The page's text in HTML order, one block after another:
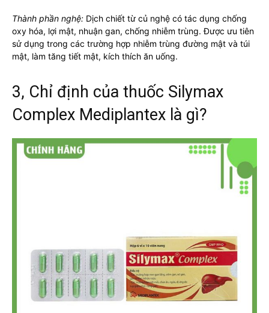
Thành phần nghệ: Dịch chiết từ củ nghệ có tác dụng chống
oxy hóa, lợi mật, nhuận gan, chống nhiễm trùng. Được ưu tiên
sử dụng trong các trường hợp nhiễm trùng đường mật và túi
mật, làm tăng tiết mật, kích thích ăn uống.
3, Chỉ định của thuốc Silymax
Complex Mediplantex là gì?